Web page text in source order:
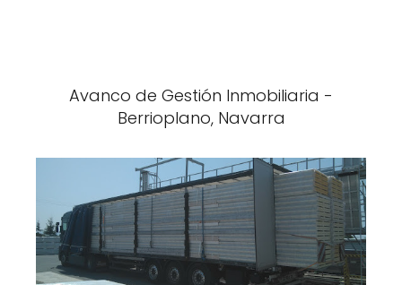
Avanco de Gestión Inmobiliaria -
Berrioplano, Navarra